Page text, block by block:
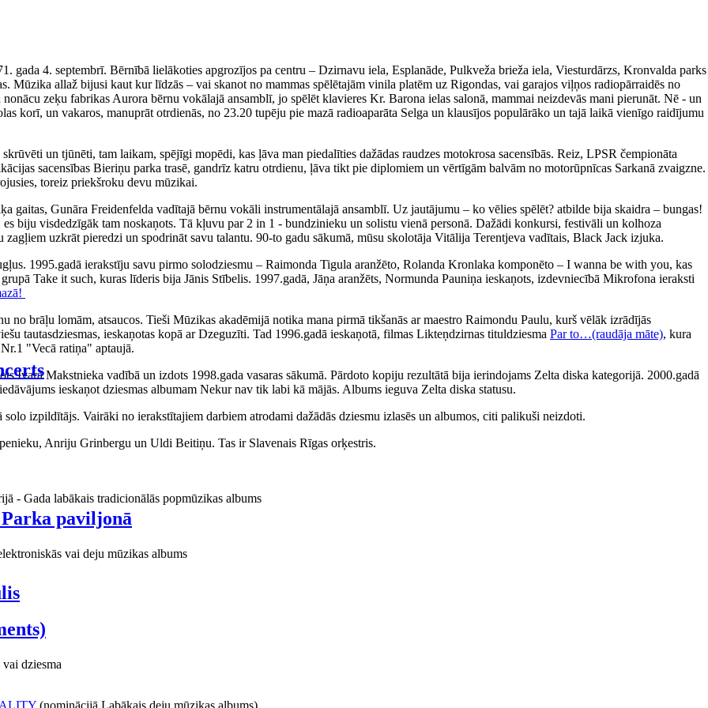
paviljonā
gada 4. septembrī. Bērnībā lielākoties apgrozījos pa centru – Dzirnavu iela, Esplanāde, Pulkveža brieža iela, Viesturdārzs, Kronvalda parks
Mūzika allaž bijusi kaut kur līdzās – vai skanot no mammas spēlētajām vinila platēm uz Rigondas, vai garajos viļņos radiopārraidēs no
zeķu fabrikas Aurora bērnu vokālajā ansamblī, jo spēlēt klavieres Kr. Barona ielas salonā, mammai neizdevās mani pierunāt. Nē - un
korī, un vakaros, manuprāt otrdienās, no 23.20 tupēju pie mazā radioaparāta Selga un klausījos populārāko un tajā laikā vienīgo raidījumu
un tjūnēti, tam laikam, spējīgi mopēdi, kas ļāva man piedalīties dažādas raudzes motokrosa sacensībās. Reiz, LPSR čempionāta
sacensības Bieriņu parka trasē, gandrīz katru otrdienu, ļāva tikt pie diplomiem un vērtīgām balvām no motorūpnīcas Sarkanā zvaigzne.
toreiz priekšroku devu mūzikai.
gaitas, Gunāra Freidenfelda vadītajā bērnu vokāli instrumentālajā ansamblī. Uz jautājumu – ko vēlies spēlēt? atbilde bija skaidra – bungas!
biju visdedzīgāk tam noskaņots. Tā kļuvu par 2 in 1 - bundzinieku un solistu vienā personā. Dažādi konkursi, festivāli un kolhoza
uzkrāt pieredzi un spodrināt savu talantu. 90-to gadu sākumā, mūsu skolotāja Vitālija Terentjeva vadītais, Black Jack izjuka.
1995.gadā ierakstīju savu pirmo solodziesmu – Raimonda Tigula aranžēto, Rolanda Kronlaka komponēto – I wanna be with you, kas
Take it such, kuras līderis bija Jānis Stībelis. 1997.gadā, Jāņa aranžēts, Normunda Pauniņa ieskaņots, izdevniecībā Mikrofona ieraksti
brāļu lomām, atsaucos. Tieši Mūzikas akadēmijā notika mana pirmā tikšanās ar maestro Raimondu Paulu, kurš vēlāk izrādījās
tautasdziesmas, ieskaņotas kopā ar Dzeguzīti. Tad 1996.gadā ieskaņotā, filmas Likteņdzirnas tituldziesma Par to…(raudāja māte), kura
"Vecā ratiņa" aptaujā.
Ivara Makstnieka vadībā un izdots 1998.gada vasaras sākumā. Pārdoto kopiju rezultātā bija ierindojams Zelta diska kategorijā. 2000.gadā
ieskaņot dziesmas albumam Nekur nav tik labi kā mājās. Albums ieguva Zelta diska statusu.
izpildītājs. Vairāki no ierakstītajiem darbiem atrodami dažādās dziesmu izlasēs un albumos, citi palikuši neizdoti.
Anriju Grinbergu un Uldi Beitiņu. Tas ir Slavenais Rīgas orķestris.
- Gada labākais tradicionālās popmūzikas albums
vai deju mūzikas albums
dziesma
(nominācijā Labākais deju mūzikas albums)